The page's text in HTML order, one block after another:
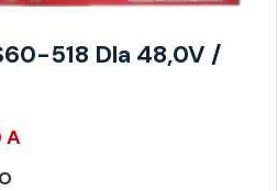
518 Dla 48,0V /
A